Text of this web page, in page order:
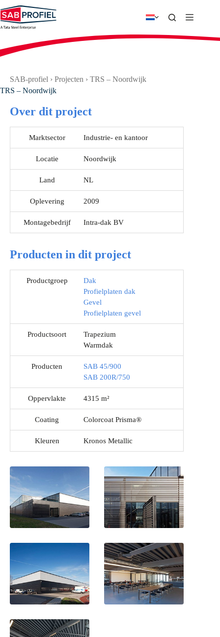
naar
de
inhoud
SAB-profiel › Projecten › TRS – Noordwijk
TRS – Noordwijk
Over dit project
Marktsector Industrie- en kantoor
Locatie Noordwijk
Land NL
Oplevering 2009
Montagebedrijf Intra-dak BV
Producten in dit project
Productgroep
Dak
Profielplaten dak
Gevel
Profielplaten gevel
Productsoort
Trapezium
Warmdak
Producten
SAB 45/900
SAB 200R/750
Oppervlakte 4315 m²
Coating Colorcoat Prisma®
Kleuren Kronos Metallic